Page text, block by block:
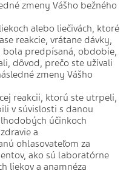
zmeny Vášho bežného
alebo liečivách, ktoré
reakcie, vrátane dávky,
bola predpísaná, obdobie,
dôvod, prečo ste užívali
zmeny Vášho
reakcii, ktorú ste utrpeli,
v súvislosti s danou
účinkoch
a
ohlasovateľom za
ako sú laboratórne
liekov a anamnéza